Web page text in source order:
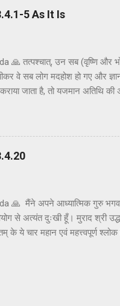
(या अधिक विशिष्ट रूप से, कृष्ण
5 As It Is
तत्पश्चात्, उन सब (वृष्णि और
पीकर वे सब लोग मदहोश हो गए
जाता है, तो यजमान अतिथि
इस प्रकार मदिरापान करने
एक-दूसरे के हृदय को छू गए।
इस प्रकार स्वयं को भूलने की
🙏 मैंने अपने आध्यात्मिक गुरु
से अत्यंत दुःखी हूँ। मुराद श्री उद्धव
के ये चार महान एवं महत्त्वपूर्ण श्लोक
विद्यार्थी समझ सकते हैं ।